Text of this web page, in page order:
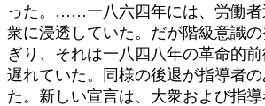
った。……一八六四年には、労働者
衆に浸透していた。だが階級意識
ぎり、それは一八四八年の革命的
遅れていた。同様の後退が指導者
た。新しい宣言は、大衆および指